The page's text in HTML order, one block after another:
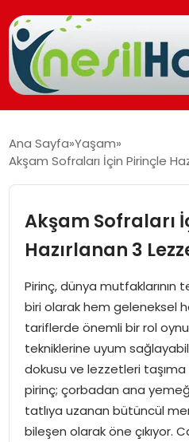
GÜNCEL
YAŞAM
EĞITIM
SOSYAL HABER
SPOR
EKONOMI
MAGAZIN
Ana Sayfa Yaşam
Akşam Sofraları İçin Pirinçle
Akşam Sofraları
Hazırlanan 3
Pirinç, dünya mutfaklarının
biri olarak hem geleneksel
tariflerde önemli bir rol
tekniklerine uyum
dokusu ve lezzetleri
pirinç; çorbadan ana
tatlıya uzanan bütüncül
bileşen olarak öne çıkıyor.